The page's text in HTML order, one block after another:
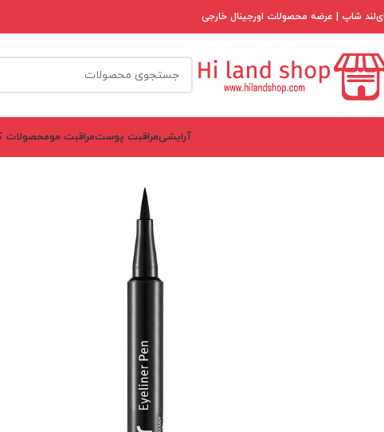
شاپ | عرضه محصولات اورجینال خارجی
آرایشیمراقبت پوستمراقبت مومحصولات